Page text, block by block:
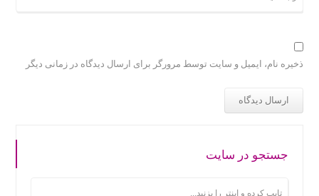
ذخیره نام، ایمیل و سایت توسط مرورگر برای ارسال دیدگاه در زمانی دیگر
جستجو در سایت